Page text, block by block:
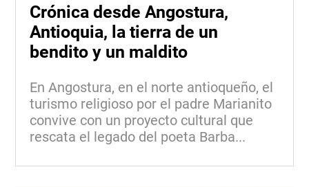
Crónica desde Angostura,
Antioquia, la tierra de un
bendito y un maldito
En Angostura, en el norte antioqueño, el
turismo religioso por el padre Marianito
convive con un proyecto cultural que
rescata el legado del poeta Barba...